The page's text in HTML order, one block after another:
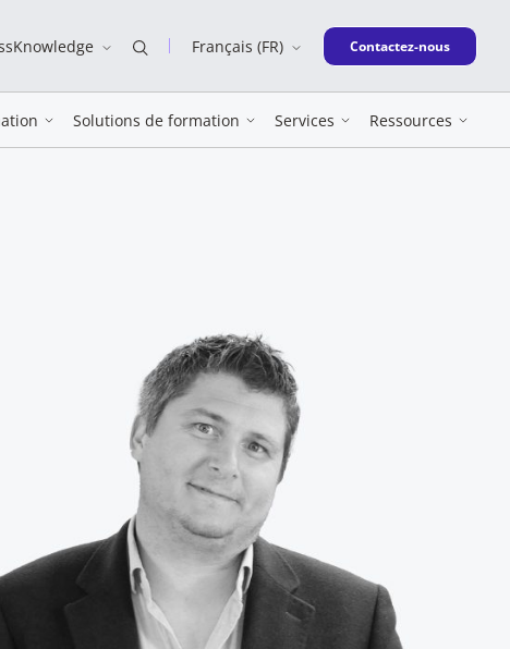
Français (FR) New window
Contactez-nous
Solutions de formation Services Ressources